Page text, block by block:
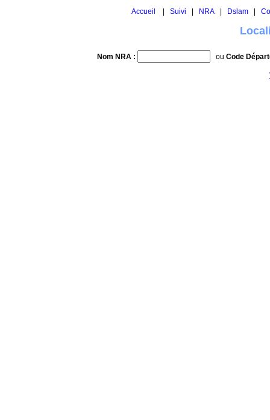
Accueil Suivi NRA Dslam
Nom NRA : ou Code